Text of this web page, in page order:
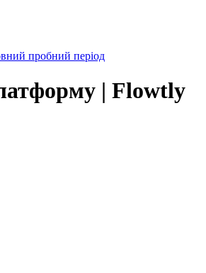
пробний період
| Flowtly